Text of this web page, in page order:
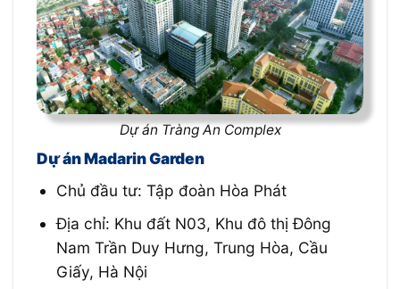
Dự án Tràng An Complex
Dự án Madarin Garden
Chủ đầu tư: Tập đoàn Hòa Phát
Địa chỉ: Khu đất N03, Khu đô thị Đông
Nam Trần Duy Hưng, Trung Hòa, Cầu
Giấy, Hà Nội